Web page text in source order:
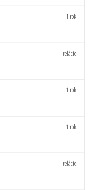
1 rok
relácie
1 rok
1 rok
relácie